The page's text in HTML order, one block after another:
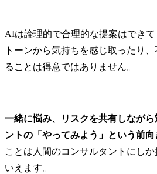
AIは論理的で合理的な提案はでき
トーンから気持ちを感じ取ったり
ることは得意ではありません。
一緒に悩み、リスクを共有しなが
ントの「やってみよう」という前
ことは人間のコンサルタントにし
いえます。